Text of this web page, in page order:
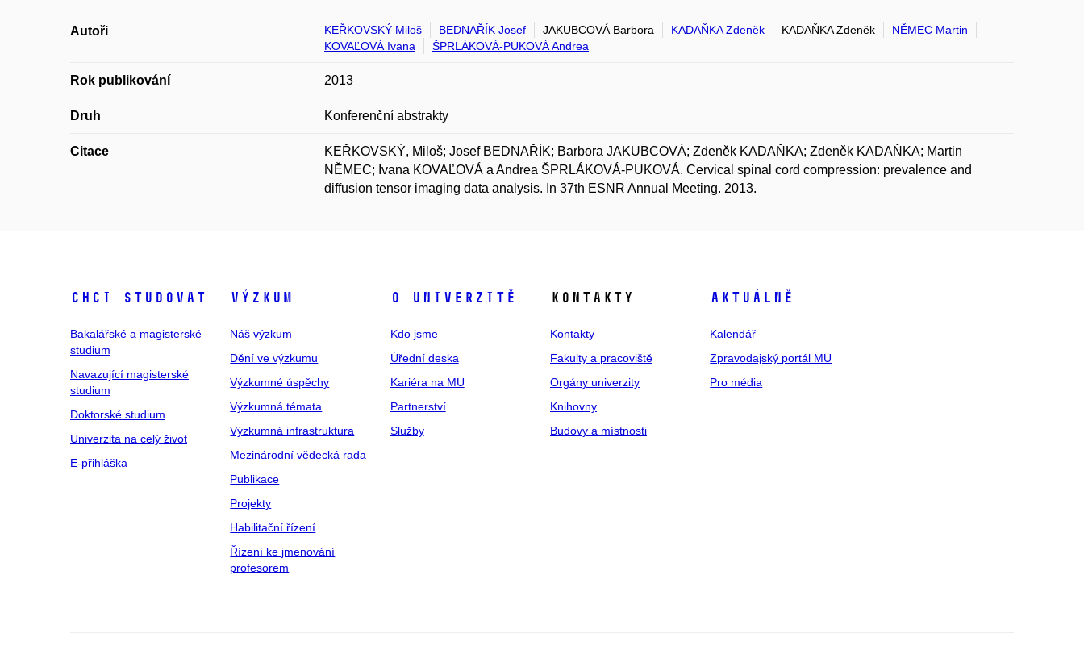
Autoři KEŘKOVSKÝ Miloš BEDNAŘÍK Josef JAKUBCOVÁ Barbora KADAŇKA Zdeněk KADAŇKA Zdeněk
NĚMEC Martin
KOVAĽOVÁ Ivana
ŠPRLÁKOVÁ-PUKOVÁ Andrea
Rok publikování 2013
Druh Konferenční abstrakty
Citace
KEŘKOVSKÝ, Miloš; Josef BEDNAŘÍK; Barbora JAKUBCOVÁ; Zdeněk KADAŇKA; Zdeněk KADAŇKA; Martin
NĚMEC; Ivana KOVAĽOVÁ a Andrea ŠPRLÁKOVÁ-PUKOVÁ. Cervical spinal cord compression: prevalence and
diffusion tensor imaging data analysis. In 37th ESNR Annual Meeting. 2013.
Chci studovat
Bakalářské a magisterské
studium
Navazující magisterské
studium
Doktorské studium
Univerzita na celý život
E-přihláška
Výzkum
Náš výzkum
Dění ve výzkumu
Výzkumné úspěchy
Výzkumná témata
Výzkumná infrastruktura
Mezinárodní vědecká rada
Publikace
Projekty
Habilitační řízení
Řízení ke jmenování
profesorem
O univerzitě
Kdo jsme
Úřední deska
Kariéra na MU
Partnerství
Služby
Kontakty
Kontakty
Fakulty a pracoviště
Orgány univerzity
Knihovny
Budovy a místnosti
Aktuálně
Kalendář
Zpravodajský portál MU
Pro média